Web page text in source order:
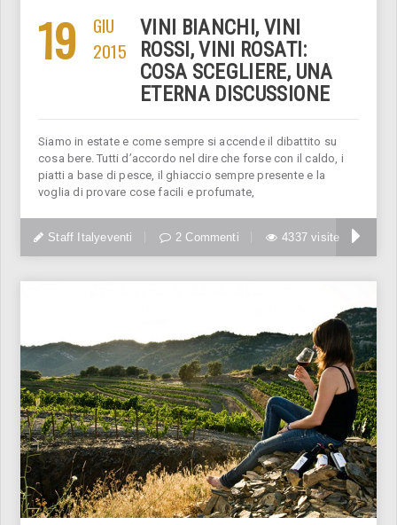
19
GIU
2015
VINI BIANCHI, VINI
ROSSI, VINI ROSATI:
COSA SCEGLIERE, UNA
ETERNA DISCUSSIONE
Siamo in estate e come sempre si accende il dibattito su
cosa bere. Tutti d’accordo nel dire che forse con il caldo, i
piatti a base di pesce, il ghiaccio sempre presente e la
voglia di provare cose facili e profumate,
Staff Italyeventi 2 Commenti 4337 visite